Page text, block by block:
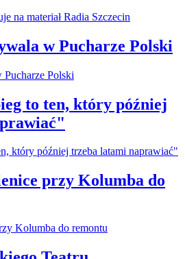
w Pucharze Polski
to ten, który później
przy Kolumba do